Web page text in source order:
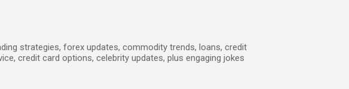
strategies, forex updates, commodity trends, loans, credit
credit card options, celebrity updates, plus engaging jokes